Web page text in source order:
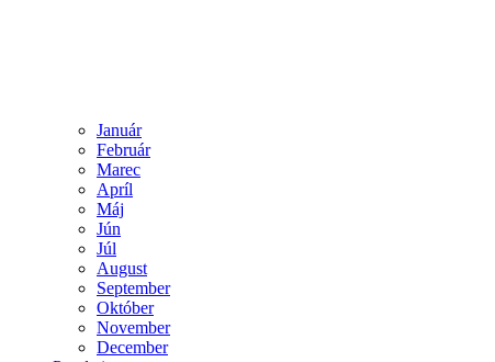
Január
Február
Marec
Apríl
Máj
Jún
Júl
August
September
Október
November
December